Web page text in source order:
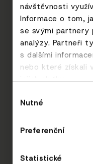
návštěvnosti
Informace o tom,
se svými partnery
analýzy. Partneři
s dalšími
nebo které získali
jejich služby.
souhlasu
Nutné
Preferenční
Statistické